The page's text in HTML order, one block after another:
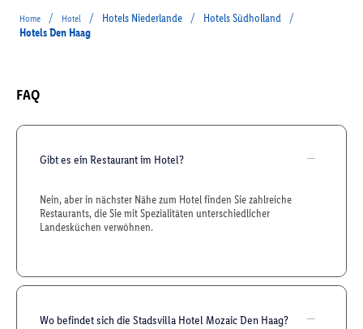
Home / Hotel / Hotels Niederlande / Hotels Südholland
/
Hotels Den Haag
FAQ
Gibt es ein Restaurant im Hotel?
Nein, aber in nächster Nähe zum Hotel finden Sie zahlreiche
Restaurants, die Sie mit Spezialitäten unterschiedlicher
Landesküchen verwöhnen.
Wo befindet sich die Stadsvilla Hotel Mozaic Den Haag?